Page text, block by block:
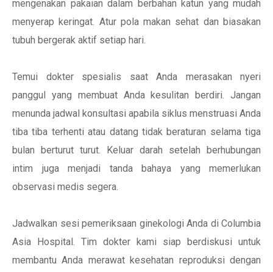
mengenakan pakaian dalam berbahan katun yang mudah
menyerap keringat. Atur pola makan sehat dan biasakan
tubuh bergerak aktif setiap hari.
Temui dokter spesialis saat Anda merasakan nyeri
panggul yang membuat Anda kesulitan berdiri. Jangan
menunda jadwal konsultasi apabila siklus menstruasi Anda
tiba tiba terhenti atau datang tidak beraturan selama tiga
bulan berturut turut. Keluar darah setelah berhubungan
intim juga menjadi tanda bahaya yang memerlukan
observasi medis segera.
Jadwalkan sesi pemeriksaan ginekologi Anda di Columbia
Asia Hospital. Tim dokter kami siap berdiskusi untuk
membantu Anda merawat kesehatan reproduksi dengan